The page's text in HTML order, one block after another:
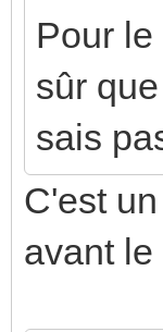
Pour
sûr
sais
C'est
avant le